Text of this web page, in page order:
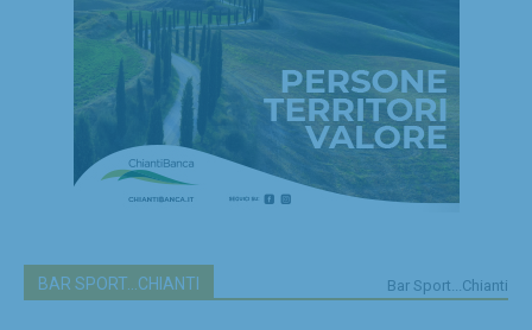
BAR SPORT...CHIANTI Bar Sport...Chianti